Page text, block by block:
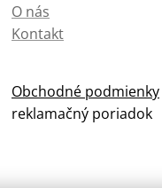
O nás
Kontakt
Obchodné podmienky
reklamačný poriadok